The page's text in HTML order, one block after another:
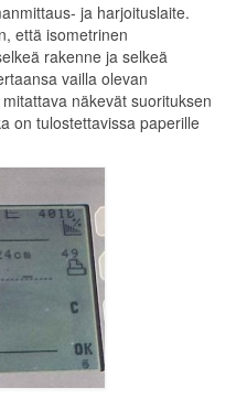
ja harjoituslaite.
että isometrinen
rakenne ja selkeä
vailla olevan
näkevät suorituksen
on tulostettavissa paperille